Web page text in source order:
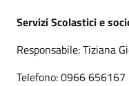
Servizi Scolastici e
Responsabile: Tiziana
Telefono: 0966 656167